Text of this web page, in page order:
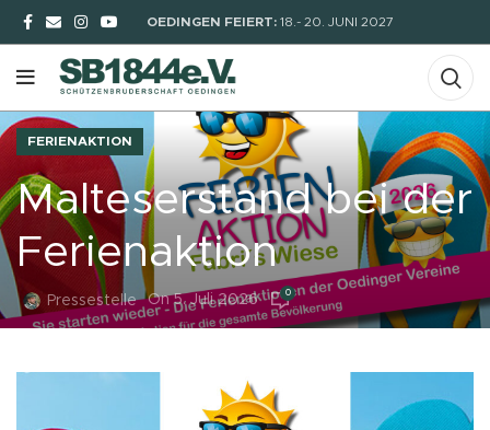
OEDINGEN FEIERT: 18.- 20. JUNI 2027
FERIENAKTION
Malteserstand bei der
Ferienaktion
Pressestelle On 5. Juli 2026 0